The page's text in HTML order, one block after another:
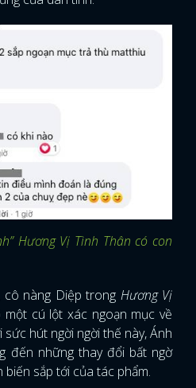
Hương Vị Tình Thân có con
nàng Diệp trong Hương Vị
cú lột xác ngoạn mục về
sức hút ngời ngời thế này, Ánh
đến những thay đổi bất ngờ
sắp tới của tác phẩm.